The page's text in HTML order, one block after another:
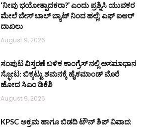
‘ನೀವು ಭಯೋತ್ಪಾದಕರಾ?’ ಎಂದು ಪ್ರಶ್ನಿಸಿ ಯುವಕರ
ಮೇಲೆ ಬೇಸ್‌ ಬಾಲ್ ಬ್ಯಾಟ್‌ ನಿಂದ ಹಲ್ಲೆ; ಎಫ್‌ ಐಆರ್
ದಾಖಲು
August 9, 2026
ಸಂಪುಟ ವಿಸ್ತರಣೆ ಬಳಿಕ ಕಾಂಗ್ರೆಸ್‌ ನಲ್ಲಿ ಅಸಮಾಧಾನ
ಸ್ಫೋಟ: ಬಿಕ್ಕಟ್ಟು ಶಮನಕ್ಕೆ ಹೈಕಮಾಂಡ್‌ ಮೊರೆ
ಹೋದ ಸಿಎಂ ಡಿಕೆಶಿ
August 9, 2026
KPSC ಅಕ್ರಮ ಹಾಗೂ ಬಿಡದಿ ಟೌನ್‌ ಶಿಪ್ ವಿವಾದ: